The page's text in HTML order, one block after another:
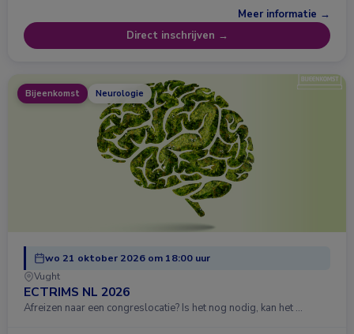
Meer informatie →
Direct inschrijven →
Bijeenkomst Neurologie
wo 21 oktober 2026 om 18:00 uur
Vught
ECTRIMS NL 2026
Afreizen naar een congreslocatie? Is het nog nodig, kan het …